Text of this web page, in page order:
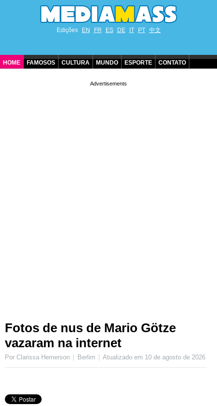
Edições EN FR ES DE IT PT 中文
HOME FAMOSOS CULTURA MUNDO ESPORTE CONTATO
Fotos de nus de Mario Götze
vazaram na internet
Por Clarissa Hemerson Berlim Atualizado em 10 de agosto de 2026